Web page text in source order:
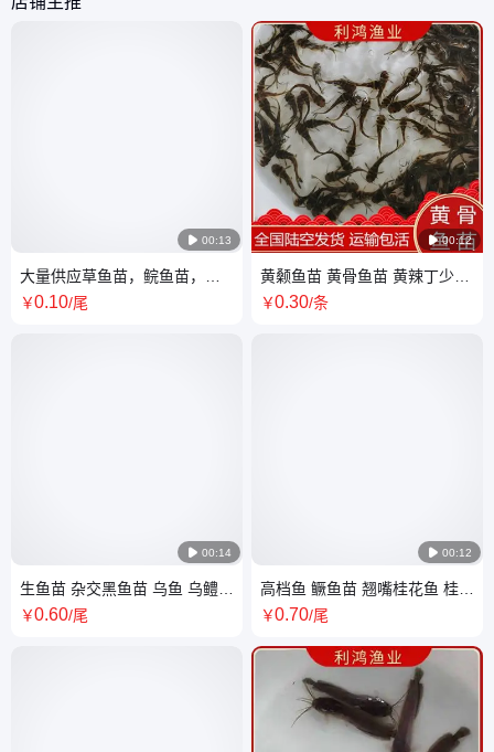
 00:13
大量供应草鱼苗，鲩鱼苗，草
鲩鱼苗 基地直发利鸿渔业全国
￥0.10/尾
 00:14
生鱼苗 杂交黑鱼苗 乌鱼 乌鳢
全国包活发货 高密度易饲养 3-
￥0.60/尾
 00:12
黄颡鱼苗 黄骨鱼苗 黄辣丁少病
害产量高种类多样可选
￥0.30/条
 00:12
高档鱼 鳜鱼苗 翘嘴桂花鱼 桂鱼
苗 利鸿渔业 包活发货 专清鱼塘
￥0.70/尾